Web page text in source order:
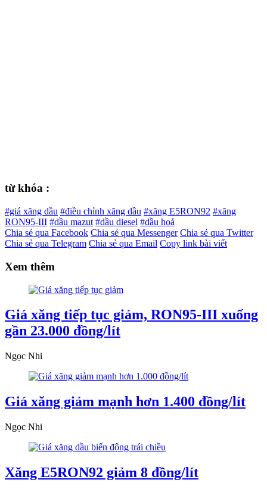
từ khóa :
#giá xăng dầu #điều chỉnh xăng dầu #xăng E5RON92 #xăng
RON95-III #dầu mazut #dầu diesel #dầu hoả
Chia sẻ qua Facebook Chia sẻ qua Messenger Chia sẻ qua Twitter
Chia sẻ qua Telegram Chia sẻ qua Email Copy link bài viết
Xem thêm
Giá xăng tiếp tục giảm, RON95-III xuống
gần 23.000 đồng/lít
Ngọc Nhi
Giá xăng giảm mạnh hơn 1.400 đồng/lít
Ngọc Nhi
Xăng E5RON92 giảm 8 đồng/lít